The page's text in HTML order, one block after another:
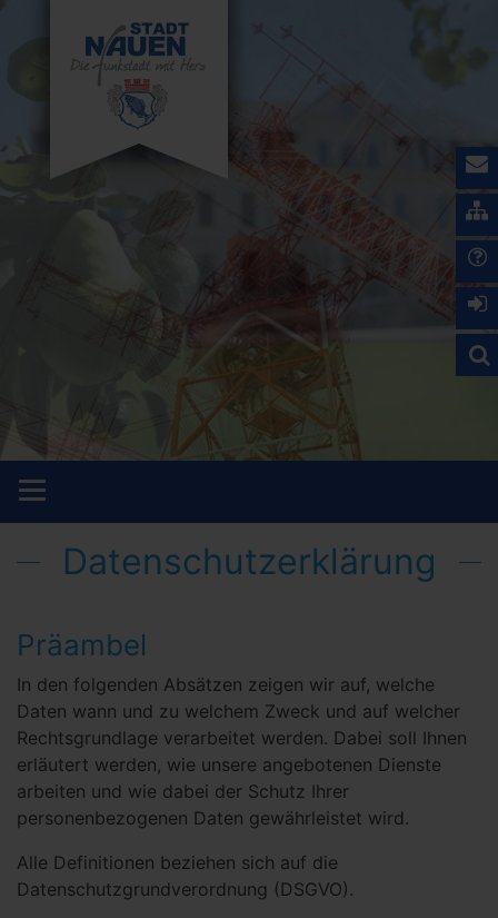
Datenschutzerklärung
Präambel
In den folgenden Absätzen zeigen wir auf, welche
Daten wann und zu welchem Zweck und auf welcher
Rechtsgrundlage verarbeitet werden. Dabei soll Ihnen
erläutert werden, wie unsere angebotenen Dienste
arbeiten und wie dabei der Schutz Ihrer
personenbezogenen Daten gewährleistet wird.
Alle Definitionen beziehen sich auf die
Datenschutzgrundverordnung (DSGVO).